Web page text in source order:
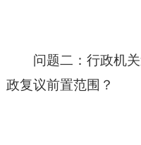
问题二：行政机
政复议前置范围？